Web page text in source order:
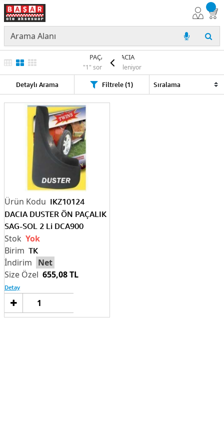
PAÇALIK DACIA
"1" sonuç listeleniyor
Detaylı Arama Filtrele (1)
IKZ10124
DACIA DUSTER ÖN PAÇALIK
SAG-SOL 2 Li DCA900
TK
Net
655,08 TL
Yok
Detay